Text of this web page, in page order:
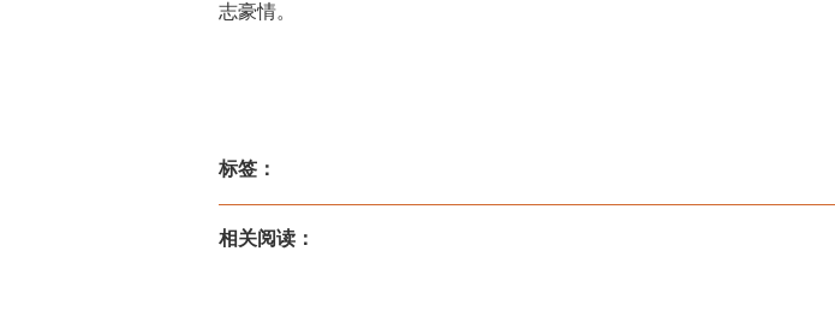
志豪情。
标签：
相关阅读：